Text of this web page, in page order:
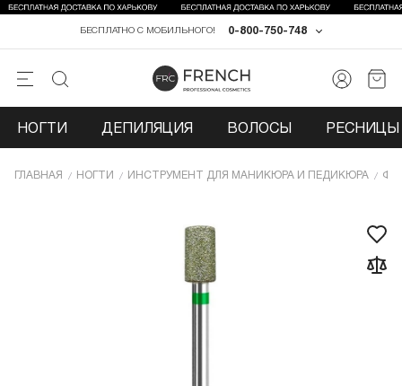
0-800-750-748
БЕСПЛАТНО С МОБИЛЬНОГО!
НОГТИ ДЕПИЛЯЦИЯ ВОЛОСЫ РЕСНИЦЫ
ГЛАВНАЯ НОГТИ ИНCТРУМЕНТ ДЛЯ МАНИКЮРА И ПЕДИКЮРА